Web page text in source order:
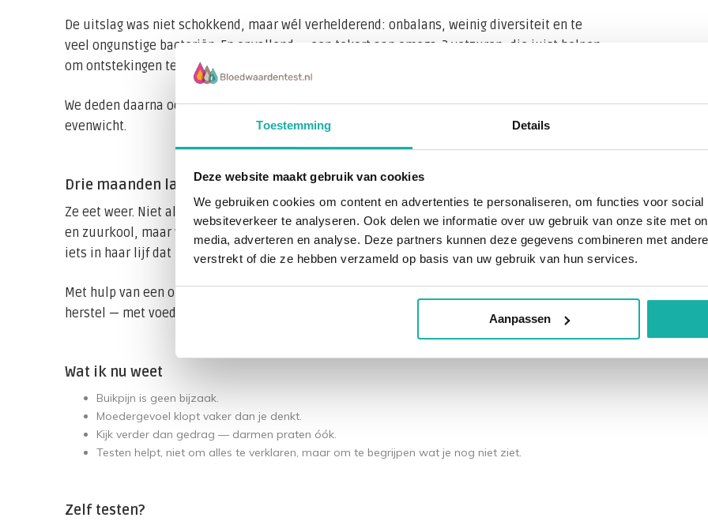
Toestemming Details
Deze website maakt gebruik van cookies
We gebruiken cookies om content en advertenties te personaliseren, om functies voor
websiteverkeer te analyseren. Ook delen we informatie over uw gebruik van onze site met
media, adverteren en analyse. Deze partners kunnen deze gegevens combineren met
verstrekt of die ze hebben verzameld op basis van uw gebruik van hun services.
Aanpassen
De uitslag was niet schokkend, maar wél verhelderend: onbalans, weinig diversiteit en te
veel ongunstige bacteriën. En opvallend — een tekort aan omega-3 vetzuren, die juist helpen
om ontstekingen te remmen en het microbioom te ondersteunen.
We deden daarna ook eenOmega 3-6 Index test. Haar vetzuurbalans bleek volledig uit
evenwicht.
Drie maanden later
Ze eet weer. Niet alles, maar wel met vertrouwen. Ik zeg niet dat alles opgelost is met visolie
en zuurkool, maar wel dat het probleem groter was dan alleen “lichaamsbeeld”. Er speelde
iets in haar lijf dat haar brein beïnvloedde.
Met hulp van een orthomoleculair therapeut én psycholoog werken we nu stap voor stap aan
herstel — met voeding, therapie, rust en eindeloos geduld.
Wat ik nu weet
Buikpijn is geen bijzaak.
Moedergevoel klopt vaker dan je denkt.
Kijk verder dan gedrag — darmen praten óók.
Testen helpt, niet om alles te verklaren, maar om te begrijpen wat je nog niet ziet.
Zelf testen?